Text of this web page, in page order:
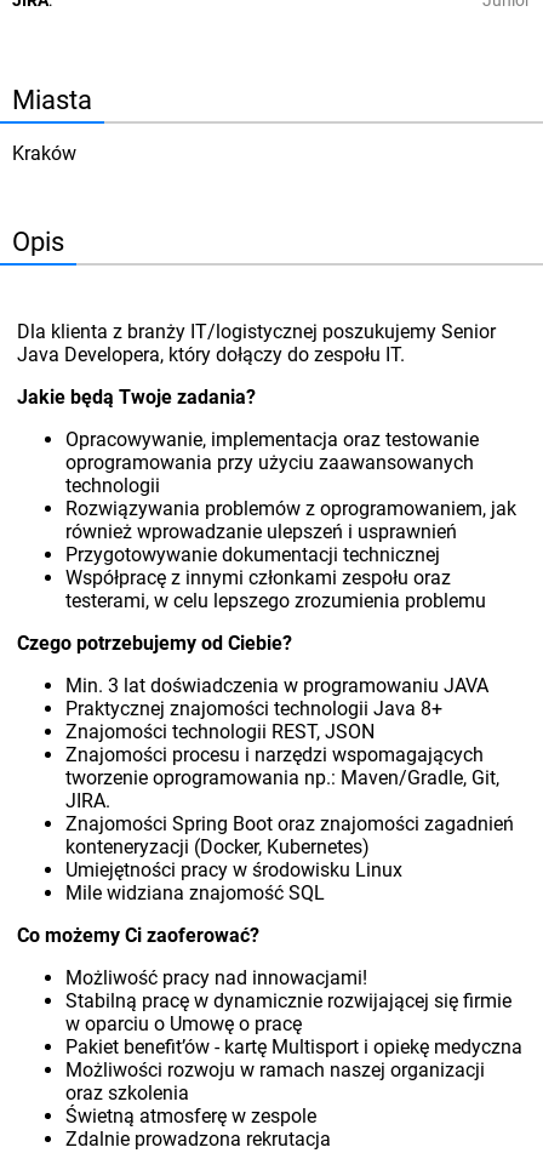
Miasta
Kraków
Opis
Dla klienta z branży IT/logistycznej poszukujemy Senior
Java Developera, który dołączy do zespołu IT.
Jakie będą Twoje zadania?
Opracowywanie, implementacja oraz testowanie
oprogramowania przy użyciu zaawansowanych
technologii
Rozwiązywania problemów z oprogramowaniem, jak
również wprowadzanie ulepszeń i usprawnień
Przygotowywanie dokumentacji technicznej
Współpracę z innymi członkami zespołu oraz
testerami, w celu lepszego zrozumienia problemu
Czego potrzebujemy od Ciebie?
Min. 3 lat doświadczenia w programowaniu JAVA
Praktycznej znajomości technologii Java 8+
Znajomości technologii REST, JSON
Znajomości procesu i narzędzi wspomagających
tworzenie oprogramowania np.: Maven/Gradle, Git,
JIRA.
Znajomości Spring Boot oraz znajomości zagadnień
konteneryzacji (Docker, Kubernetes)
Umiejętności pracy w środowisku Linux
Mile widziana znajomość SQL
Co możemy Ci zaoferować?
Możliwość pracy nad innowacjami!
Stabilną pracę w dynamicznie rozwijającej się firmie
w oparciu o Umowę o pracę
Pakiet benefit’ów - kartę Multisport i opiekę medyczna
Możliwości rozwoju w ramach naszej organizacji
oraz szkolenia
Świetną atmosferę w zespole
Zdalnie prowadzona rekrutacja